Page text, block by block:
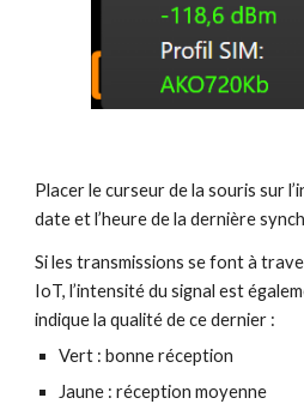
Placer le curseur de la souris sur
date et l’heure de la dernière
Si les transmissions se font à
IoT, l’intensité du signal est
indique la qualité de ce dernier :
Vert : bonne réception
Jaune : réception moyenne